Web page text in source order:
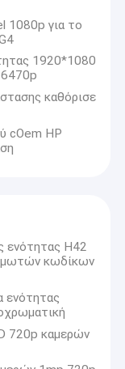
1080p για το
1920*1080
καθόρισε
cOem HP
ενότητας H42
κωδίκων
ενότητας
720p καμερών